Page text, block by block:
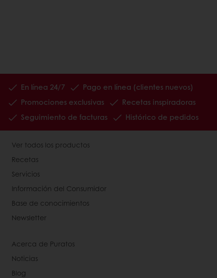
En línea 24/7
Pago en línea (clientes nuevos)
Promociones exclusivas
Recetas inspiradoras
Seguimiento de facturas
Histórico de pedidos
Ver todos los productos
Recetas
Servicios
Información del Consumidor
Base de conocimientos
Newsletter
Acerca de Puratos
Noticias
Blog